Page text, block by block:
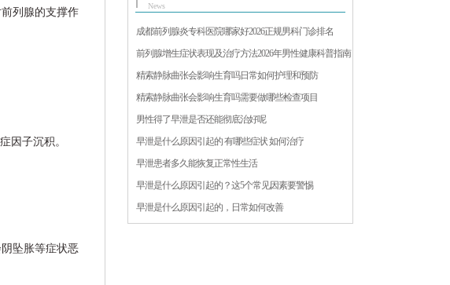
列腺的支撑作
因子沉积。
坠胀等症状恶
News
成都前列腺炎专科医院哪家好2026正规男科门诊排名
前列腺增生症状表现及治疗方法2026年男性健康科普指南
精索静脉曲张会影响生育吗日常如何护理和预防
精索静脉曲张会影响生育吗需要做哪些检查项目
男性得了早泄是否还能彻底治好呢
早泄是什么原因引起的 有哪些症状 如何治疗
早泄患者多久能恢复正常性生活
早泄是什么原因引起的？这5个常见因素要警惕
早泄是什么原因引起的，日常如何改善